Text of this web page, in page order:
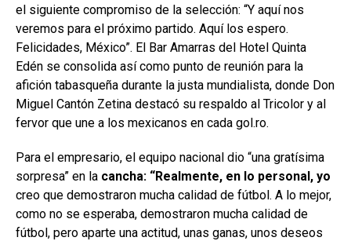
el siguiente compromiso de la selección: “Y aquí nos
veremos para el próximo partido. Aquí los espero.
Felicidades, México”. El Bar Amarras del Hotel Quinta
Edén se consolida así como punto de reunión para la
afición tabasqueña durante la justa mundialista, donde Don
Miguel Cantón Zetina destacó su respaldo al Tricolor y al
fervor que une a los mexicanos en cada gol.ro.
Para el empresario, el equipo nacional dio “una gratísima
sorpresa” en la cancha: “Realmente, en lo personal, yo
creo que demostraron mucha calidad de fútbol. A lo mejor,
como no se esperaba, demostraron mucha calidad de
fútbol, pero aparte una actitud, unas ganas, unos deseos